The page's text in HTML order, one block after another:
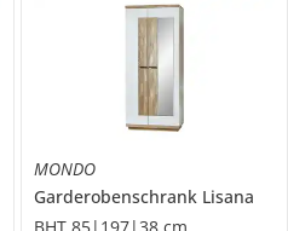
MONDO
Garderobenschrank Lisana